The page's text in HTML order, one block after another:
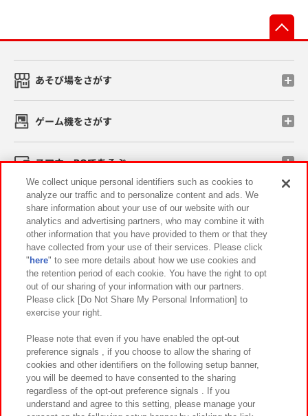
あそび場をさがす
ゲーム機をさがす
スマホ・PCであそぶ
イベント・キャンペーン
関連会社 サステナビリティ サイトポリシー
プライバシーポリシー ウェブアクセシビリティ方針と検証結果
お取引先さまとともに
カスタマーハラスメント対応方針 よくあるご質問・お問い合わせ
We collect unique personal identifiers such as cookies to
analyze our traffic and to personalize content and ads. We
share information about your use of our website with our
analytics and advertising partners, who may combine it with
other information that you have provided to them or that they
have collected from your use of their services. Please click
" here" to see more details about how we use cookies and
the retention period of each cookie. You have the right to opt
out of our sharing of your information with our partners.
Please click [Do Not Share My Personal Information] to
exercise your right.
Please note that even if you have enabled the opt-out
preference signals , if you choose to allow the sharing of
cookies and other identifiers on the following setup banner,
you will be deemed to have consented to the sharing
regardless of the opt-out preference signals . If you
understand and agree to this setting, please manage your